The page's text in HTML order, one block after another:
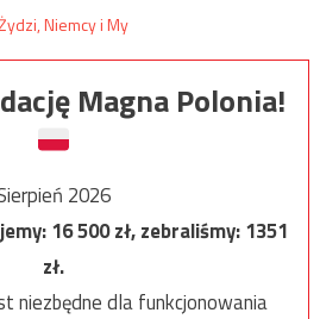
Magna Polonia!
2026
16 500zł, zebraliśmy:1351
zł.
niezbędne dla funkcjonowania